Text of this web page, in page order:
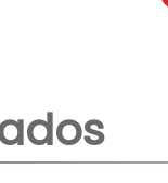
lector de huellas